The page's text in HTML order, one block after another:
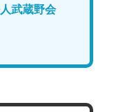
武蔵野会